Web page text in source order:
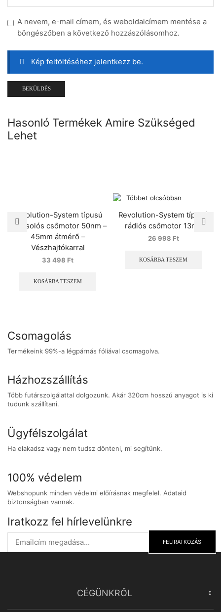
A nevem, e-mail címem, és weboldalcímem mentése a
böngészőben a következő hozzászólásomhoz.
Kép feltöltéséhez jelentkezz be.
Hasonló Termékek Amire Szükséged
Lehet
Revolution-System típusú
kapcsolós csőmotor 50nm –
45mm átmérő –
Vészhajtókarral
33 498 Ft
KOSÁRBA TESZEM
Revolution-System típusú
rádiós csőmotor 13nm
26 998 Ft
KOSÁRBA TESZEM
Csomagolás
Termékeink 99%-a légpárnás fóliával csomagolva.
Házhozszállítás
Több futárszolgálattal dolgozunk. Akár 320cm hosszú anyagot is ki
tudunk szállítani.
Ügyfélszolgálat
Ha elakadsz vagy nem tudsz dönteni, mi segítünk.
100% védelem
Webshopunk minden védelmi előírásnak megfelel. Adataid
biztonságban vannak.
Iratkozz fel hírlevelünkre
FELIRATKOZÁS
CÉGÜNKRŐL